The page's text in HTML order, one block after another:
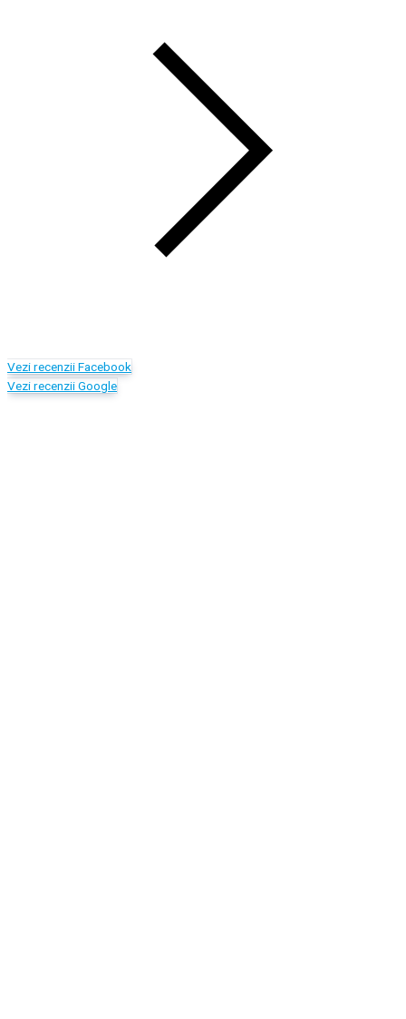
Vezi recenzii Facebook
Vezi recenzii Google